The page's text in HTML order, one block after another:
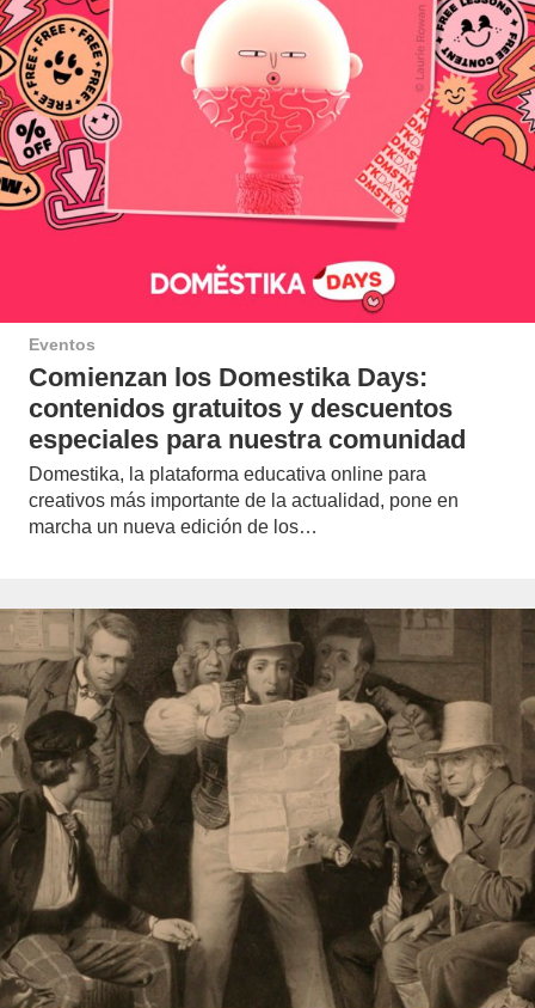
Eventos
Comienzan los Domestika Days:
contenidos gratuitos y descuentos
especiales para nuestra comunidad
Domestika, la plataforma educativa online para
creativos más importante de la actualidad, pone en
marcha un nueva edición de los…